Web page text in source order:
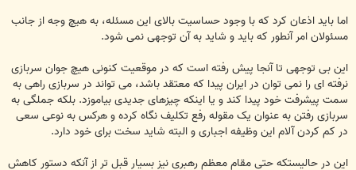
اما باید اذعان کرد که با وجود حساسیت بالای این مسئله، به هیچ وجه از جانب
مسئولان امر آنطور که باید و شاید به آن توجهی نمی شود.
این بی توجهی تا آنجا پیش رفته است که در موقعیت کنونی هیچ جوان سربازی
نرفته ای را نمی توان در ایران پیدا که معتقد باشد، می تواند در سربازی راهی به
سمت پیشرفت خود پیدا کند و یا اینکه چیزهای جدیدی بیاموزد. بلکه جملگی به
سربازی رفتن به عنوان یک مقوله رفع تکلیف نگاه کرده و هرکس به نوعی سعی
در کم کردن آلام این وظیفه اجباری و البته شاید سخت برای خود دارد.
این در حالیستکه حتی مقام معظم رهبری نیز بسیار قبل تر از آنکه دستور کاهش